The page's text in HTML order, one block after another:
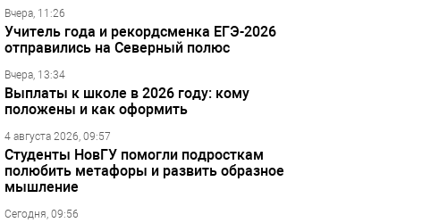
Вчера, 11:26
Учитель года и рекордсменка ЕГЭ-2026
отправились на Северный полюс
Вчера, 13:34
Выплаты к школе в 2026 году: кому
положены и как оформить
4 августа 2026, 09:57
Студенты НовГУ помогли подросткам
полюбить метафоры и развить образное
мышление
Сегодня, 09:56